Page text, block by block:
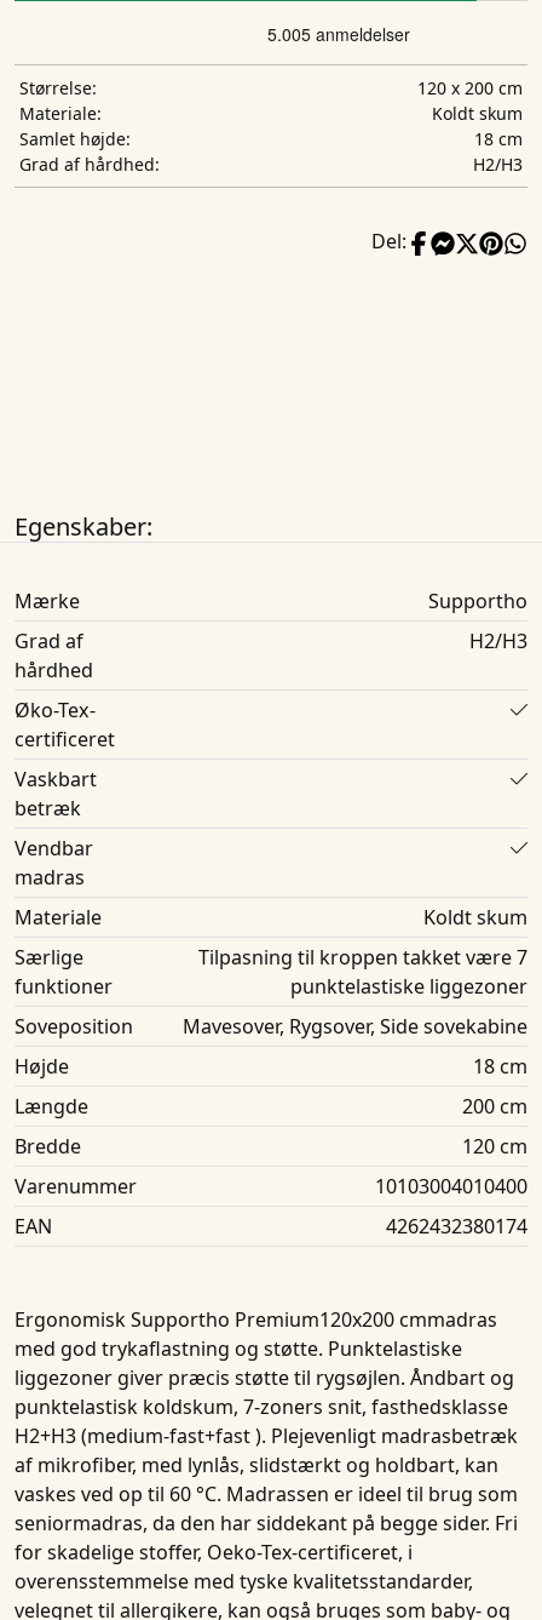
Størrelse:
120 x 200 cm
Materiale:
Koldt skum
Samlet højde:
18 cm
Grad af hårdhed:
H2/H3
Del:
Egenskaber:
Mærke
Supportho
Grad af
hårdhed
H2/H3
Øko-Tex-
certificeret
Vaskbart
betræk
Vendbar
madras
Materiale
Koldt skum
Særlige
funktioner
Tilpasning til kroppen takket være 7
punktelastiske liggezoner
Soveposition
Mavesover, Rygsover, Side sovekabine
Højde
18 cm
Længde
200 cm
Bredde
120 cm
Varenummer
10103004010400
EAN
4262432380174
ErgonomiskSupportho Premium120x200 cmmadras
med god trykaflastning og støtte. Punktelastiske
liggezoner giver præcis støtte til rygsøjlen. Åndbart og
punktelastisk koldskum, 7-zoners snit, fasthedsklasse
H2+H3 (medium-fast+fast ). Plejevenligt madrasbetræk
af mikrofiber, med lynlås, slidstærkt og holdbart, kan
vaskes ved op til 60 °C. Madrassen er ideel til brug som
seniormadras, da den har siddekant på begge sider. Fri
for skadelige stoffer, Oeko-Tex-certificeret, i
overensstemmelse med tyske kvalitetsstandarder,
velegnet til allergikere, kan også bruges som baby- og